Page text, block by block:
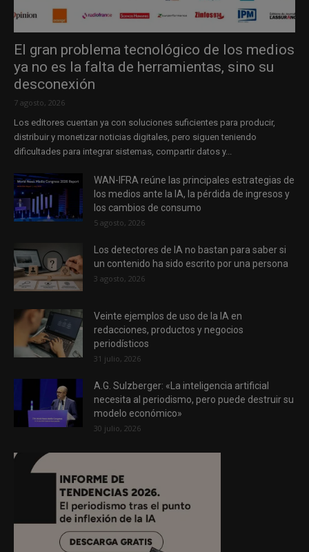
El gran problema tecnológico de los medios
ya no es la falta de herramientas, sino su
desconexión
7 agosto, 2026
Los editores cuentan ya con soluciones suficientes para producir,
distribuir y monetizar noticias digitales, pero siguen teniendo
dificultades para integrar sistemas, compartir datos y...
WAN-IFRA reúne las principales estrategias de
los medios ante la IA, la pérdida de ingresos y
los cambios de consumo
5 agosto, 2026
Los detectores de IA no bastan para saber si
un contenido ha sido escrito por una persona
3 agosto, 2026
Veinte ejemplos de uso de la IA en
redacciones, productos y negocios
periodísticos
31 julio, 2026
A.G. Sulzberger: «La inteligencia artificial
necesita al periodismo, pero puede destruir su
modelo económico»
30 julio, 2026